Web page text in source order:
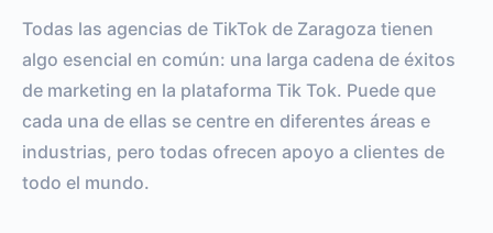
Todas las agencias de TikTok de Zaragoza tienen
algo esencial en común: una larga cadena de éxitos
de marketing en la plataforma Tik Tok. Puede que
cada una de ellas se centre en diferentes áreas e
industrias, pero todas ofrecen apoyo a clientes de
todo el mundo.